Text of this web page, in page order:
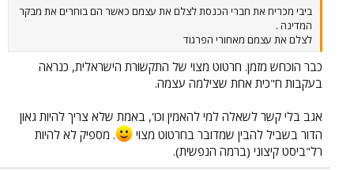
ביבי מכריח את חברי הכנסת לצלם את עצמם כאשר הם בוחרים את מבקר
המדינה .
לצלם את עצמם מאחורי הפרגוד
כבר הוכחש מזמן. חרטוט מצוי של התקשורת הישראלית, כנראה
בעקבות ח"כית אחת שצילמה עצמה.
אגב בלי קשר לשאלה למי להאמין וכו', באמת שלא צריך להיות גאון
הדור בשביל להבין שמדובר בחרטוט מצוי
. מספיק לא להיות
רל"ביסט קיצוני (ברמה הנפשית).